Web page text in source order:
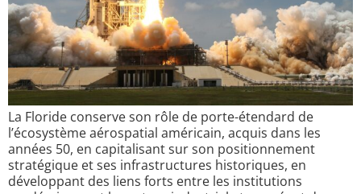
La Floride conserve son rôle de porte-étendard de
l’écosystème aérospatial américain, acquis dans les
années 50, en capitalisant sur son positionnement
stratégique et ses infrastructures historiques, en
développant des liens forts entre les institutions